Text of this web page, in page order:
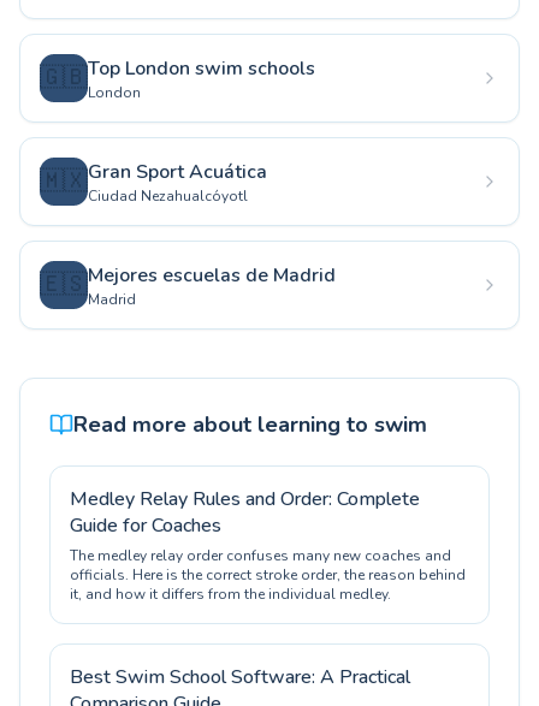
🇬🇧Top London swim schools
London
🇲🇽Gran Sport Acuática
Ciudad Nezahualcóyotl
🇪🇸Mejores escuelas de Madrid
Madrid
Read more about learning to swim
Medley Relay Rules and Order: Complete
Guide for Coaches
The medley relay order confuses many new coaches and
officials. Here is the correct stroke order, the reason behind
it, and how it differs from the individual medley.
Best Swim School Software: A Practical